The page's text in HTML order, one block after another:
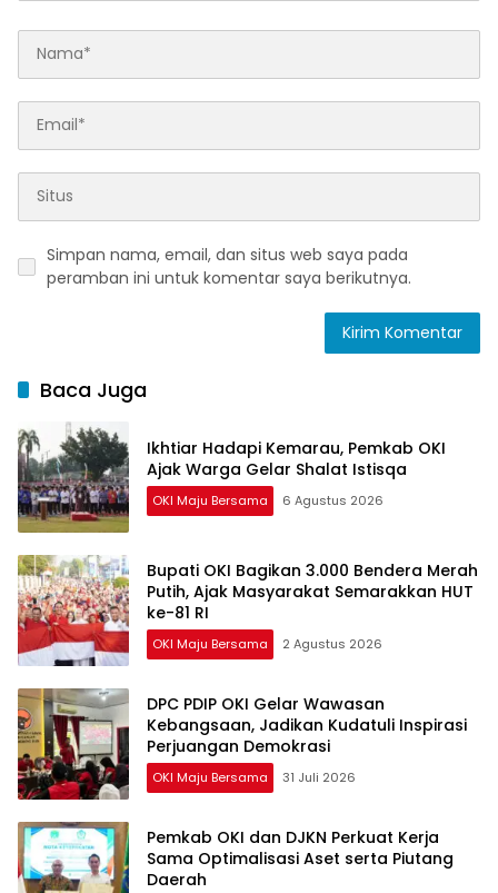
Simpan nama, email, dan situs web saya pada
peramban ini untuk komentar saya berikutnya.
Baca Juga
Ikhtiar Hadapi Kemarau, Pemkab OKI
Ajak Warga Gelar Shalat Istisqa
OKI Maju Bersama 6 Agustus 2026
Bupati OKI Bagikan 3.000 Bendera Merah
Putih, Ajak Masyarakat Semarakkan HUT
ke-81 RI
OKI Maju Bersama 2 Agustus 2026
DPC PDIP OKI Gelar Wawasan
Kebangsaan, Jadikan Kudatuli Inspirasi
Perjuangan Demokrasi
OKI Maju Bersama 31 Juli 2026
Pemkab OKI dan DJKN Perkuat Kerja
Sama Optimalisasi Aset serta Piutang
Daerah